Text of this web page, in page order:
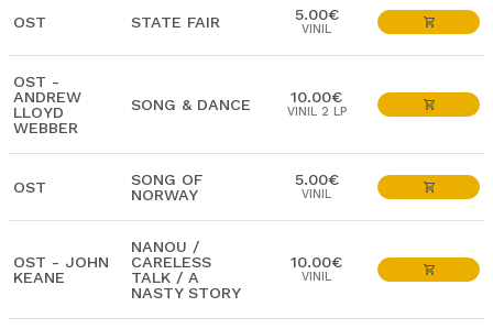
OST STATE FAIR 5.00€
VINIL
OST -
ANDREW
LLOYD
WEBBER
SONG & DANCE 10.00€
VINIL 2 LP
OST
SONG OF
NORWAY
5.00€
VINIL
OST - JOHN
KEANE
NANOU /
CARELESS
TALK / A
NASTY STORY
10.00€
VINIL